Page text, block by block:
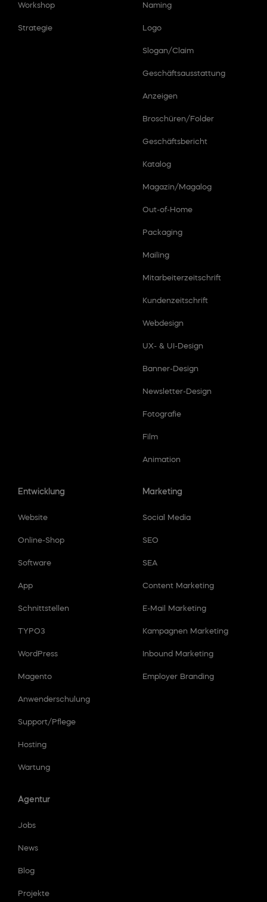
Workshop
Strategie
Naming
Logo
Slogan/Claim
Geschäftsausstattung
Anzeigen
Broschüren/Folder
Geschäftsbericht
Katalog
Magazin/Magalog
Out-of-Home
Packaging
Mailing
Mitarbeiterzeitschrift
Kundenzeitschrift
Webdesign
UX- & UI-Design
Banner-Design
Newsletter-Design
Fotografie
Film
Animation
Entwicklung
Website
Online-Shop
Software
App
Schnittstellen
TYPO3
WordPress
Magento
Anwenderschulung
Support/Pflege
Hosting
Wartung
Marketing
Social Media
SEO
SEA
Content Marketing
E-Mail Marketing
Kampagnen Marketing
Inbound Marketing
Employer Branding
Agentur
Jobs
News
Blog
Projekte